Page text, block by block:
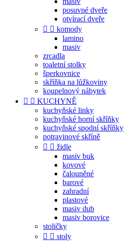
posuvné dveře
otvírací dveře
  komody
lamino
masiv
zrcadla
toaletní stolky
šperkovnice
skříňka na lůžkoviny
koupelnový nábytek
  KUCHYNĚ
kuchyňské linky
kuchyňské horní skříňky
kuchyňské spodní skříňky
potravinové skříně
  židle
masiv buk
kovové
čalouněné
barové
zahradní
plastové
masiv dub
masiv borovice
stoličky
  stoly